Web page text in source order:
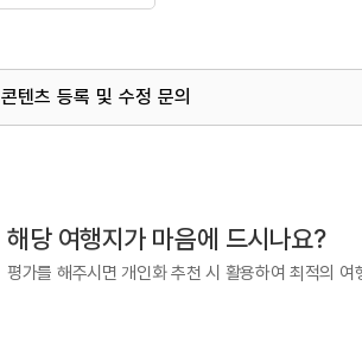
콘텐츠 등록 및 수정 문의
해당 여행지가 마음에 드시나요?
평가를 해주시면 개인화 추천 시 활용하여 최적의 여